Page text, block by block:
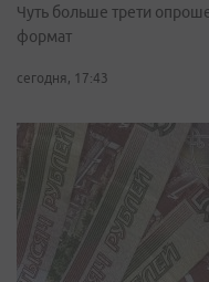
Чуть больше трети
формат
сегодня, 17:43